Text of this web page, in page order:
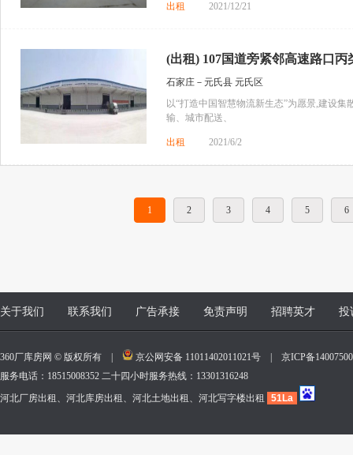
出租 2021/12/21
(出租) 107国道旁紧邻高速路口丙
石家庄－元氏县 元氏区
以“打造中国智慧物流新生态”为愿景,建设
输、城市配送、
出租 2021/6/2
1 2 3 4 5 6
关于我们 联系我们 广告承接 免责声明 招聘英才 投
360厂库房网 © 版权所有 | 京公网安备 11011402011021号
京ICP备
服务电话：18515008352 二十四小时服务热线：13301316248
河北厂房出租、河北库房出租、河北土地出租、河北写字楼出租
51La